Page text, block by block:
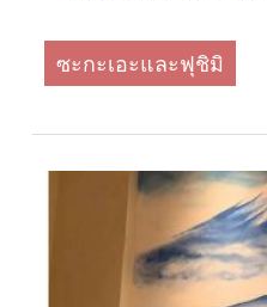
ซะกะเอะและฟุชิมิ